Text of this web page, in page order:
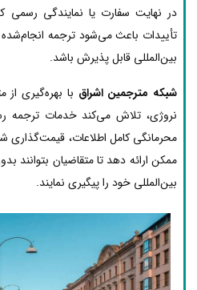
در نهایت سفارت یا نمایندگی رسمی
تأییدات باعث می‌شود ترجمه
بین‌المللی قابل پذیرش باشد.
شبکه مترجمین اشراق با بهره‌گیری
نروژی، تلاش می‌کند خدمات ترجمه
محرمانگی کامل اطلاعات، قیمت‌گذاری
ممکن ارائه دهد تا متقاضیان بتوانند
بین‌المللی خود را پیگیری نمایند.